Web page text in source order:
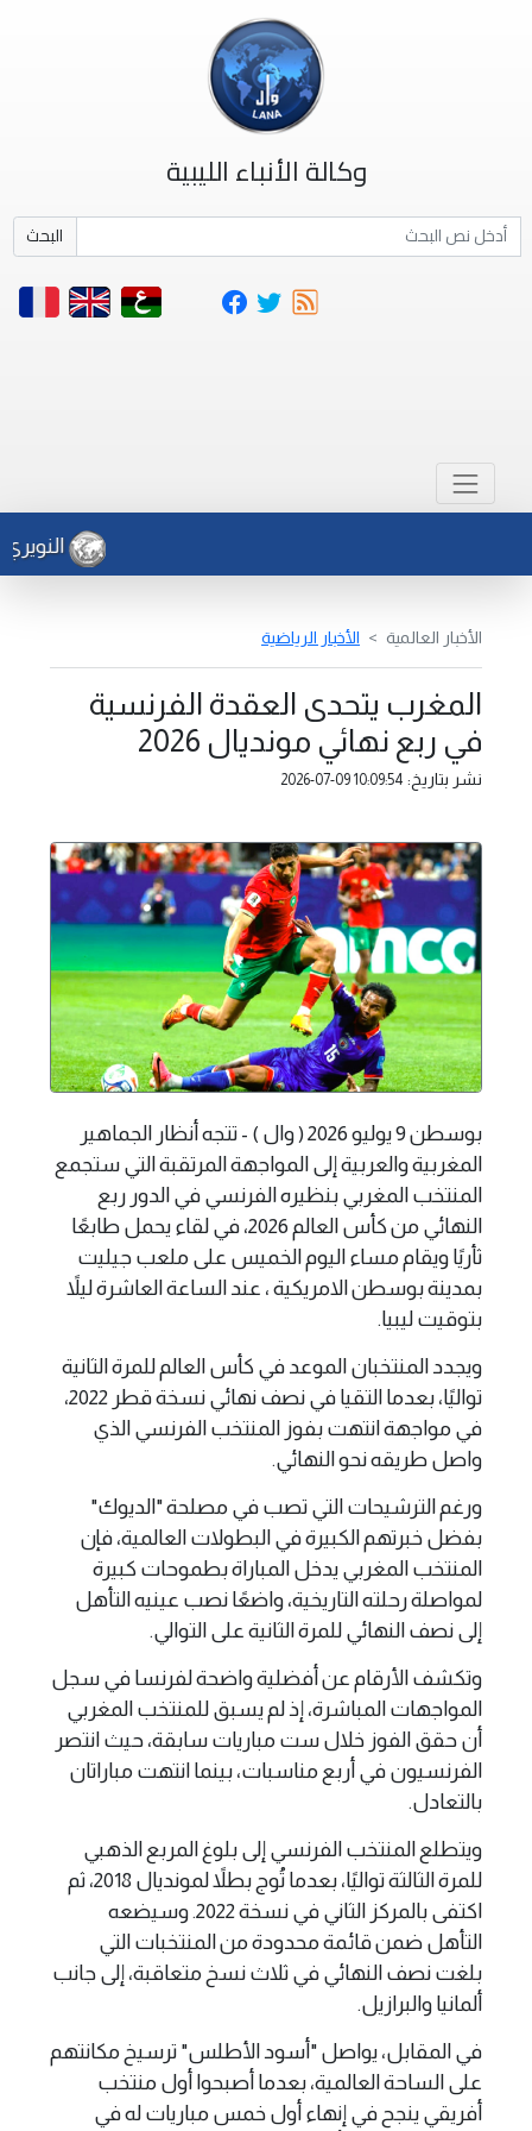
وكالة الأنباء الليبية
البحث
النويري
الأخبار العالمية الأخبار الرياضية
المغرب يتحدى العقدة الفرنسية
في ربع نهائي مونديال 2026
نشر بتاريخ: 2026-07-09 10:09:54
بوسطن 9 يوليو 2026 ( وال ) - تتجه أنظار الجماهير
المغربية والعربية إلى المواجهة المرتقبة التي ستجمع
المنتخب المغربي بنظيره الفرنسي في الدور ربع
النهائي من كأس العالم 2026، في لقاء يحمل طابعًا
ثأريًا ويقام مساء اليوم الخميس على ملعب جيليت
بمدينة بوسطن الامريكية ، عند الساعة العاشرة ليلاً
بتوقيت ليبيا.
ويجدد المنتخبان الموعد في كأس العالم للمرة الثانية
تواليًا، بعدما التقيا في نصف نهائي نسخة قطر 2022،
في مواجهة انتهت بفوز المنتخب الفرنسي الذي
واصل طريقه نحو النهائي.
ورغم الترشيحات التي تصب في مصلحة "الديوك"
بفضل خبرتهم الكبيرة في البطولات العالمية، فإن
المنتخب المغربي يدخل المباراة بطموحات كبيرة
لمواصلة رحلته التاريخية، واضعًا نصب عينيه التأهل
إلى نصف النهائي للمرة الثانية على التوالي.
وتكشف الأرقام عن أفضلية واضحة لفرنسا في سجل
المواجهات المباشرة، إذ لم يسبق للمنتخب المغربي
أن حقق الفوز خلال ست مباريات سابقة، حيث انتصر
الفرنسيون في أربع مناسبات، بينما انتهت مباراتان
بالتعادل.
ويتطلع المنتخب الفرنسي إلى بلوغ المربع الذهبي
للمرة الثالثة تواليًا، بعدما تُوج بطلاً لمونديال 2018، ثم
اكتفى بالمركز الثاني في نسخة 2022. وسيضعه
التأهل ضمن قائمة محدودة من المنتخبات التي
بلغت نصف النهائي في ثلاث نسخ متعاقبة، إلى جانب
ألمانيا والبرازيل.
في المقابل، يواصل "أسود الأطلس" ترسيخ مكانتهم
على الساحة العالمية، بعدما أصبحوا أول منتخب
أفريقي ينجح في إنهاء أول خمس مباريات له في